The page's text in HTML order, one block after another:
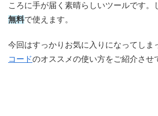
ころに手が届く素晴らしいツールです。
無料で使えます。
今回はすっかりお気に入りになってしま
コードのオススメの使い方をご紹介させ